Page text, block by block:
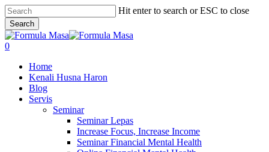
Skip
to
main
content
Hit enter to search or ESC to close
Search
Close
Search
search
0
Home
Kenali Husna Haron
Blog
Servis
Seminar
Seminar Lepas
Increase Focus, Increase Income
Seminar Financial Mental Health